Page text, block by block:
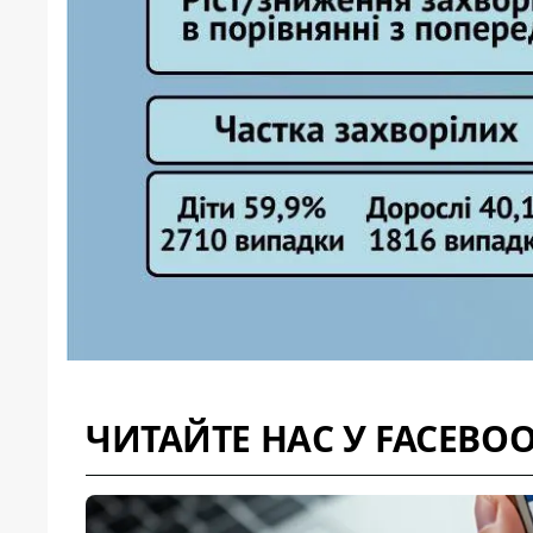
ЧИТАЙТЕ НАС У